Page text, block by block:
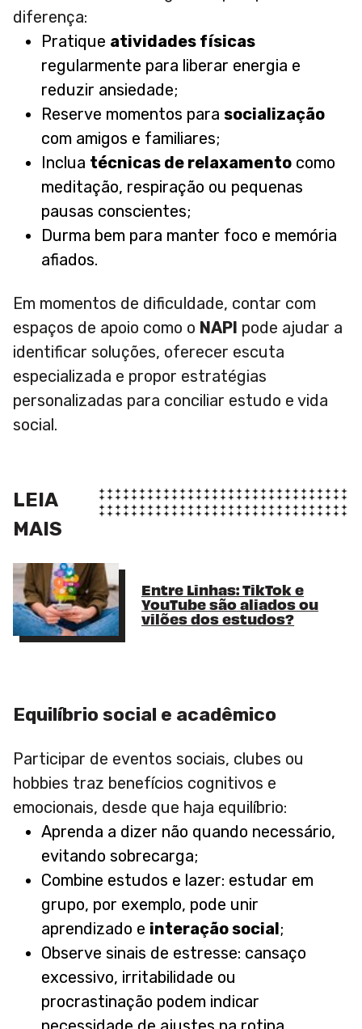
diferença:
Pratique atividades físicas
regularmente para liberar energia e
reduzir ansiedade;
Reserve momentos para socialização
com amigos e familiares;
Inclua técnicas de relaxamento como
meditação, respiração ou pequenas
pausas conscientes;
Durma bem para manter foco e memória
afiados.
Em momentos de dificuldade, contar com
espaços de apoio como o NAPI pode ajudar a
identificar soluções, oferecer escuta
especializada e propor estratégias
personalizadas para conciliar estudo e vida
social.
LEIA
MAIS
Entre Linhas: TikTok e
YouTube são aliados ou
vilões dos estudos?
Equilíbrio social e acadêmico
Participar de eventos sociais, clubes ou
hobbies traz benefícios cognitivos e
emocionais, desde que haja equilíbrio:
Aprenda a dizer não quando necessário,
evitando sobrecarga;
Combine estudos e lazer: estudar em
grupo, por exemplo, pode unir
aprendizado e interação social;
Observe sinais de estresse: cansaço
excessivo, irritabilidade ou
procrastinação podem indicar